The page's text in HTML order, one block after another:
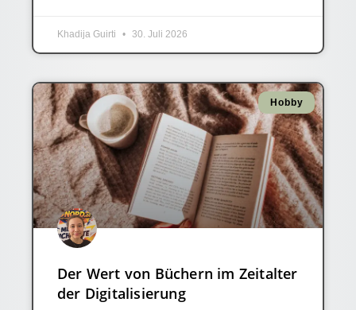
Khadija Guirti 30. Juli 2026
Hobby
Der Wert von Büchern im Zeitalter
der Digitalisierung